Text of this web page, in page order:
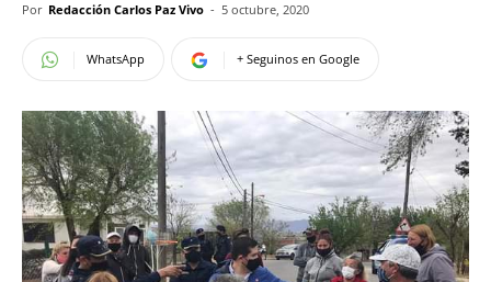
Por Redacción Carlos Paz Vivo - 5 octubre, 2020
WhatsApp + Seguinos en Google